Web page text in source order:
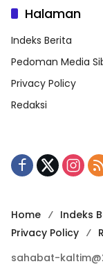
Halaman
Indeks Berita
Pedoman Media
Privacy Policy
Redaksi
Home Indeks
Privacy Policy
sahabat-